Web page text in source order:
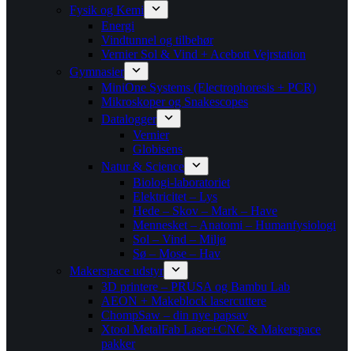
Fysik og Kemi
Energi
Vindtunnel og tilbehør
Vernier Sol & Vind + Acebott Vejrstation
Gymnasier
MiniOne Systems (Electrophoresis + PCR)
Mikroskoper og Snakescopes
Datalogger
Vernier
Globisens
Natur & Science
Biologi-laboratoriet
Elektricitet – Lys
Hede – Skov – Mark – Have
Mennesket – Anatomi – Humanfysiologi
Sol – Vind – Miljø
Sø – Mose – Hav
Makerspace udstyr
3D printere – PRUSA og Bambu Lab
AEON + Makeblock lasercuttere
ChompSaw – din nye papsav
Xtool MetalFab Laser+CNC & Makerspace
pakker